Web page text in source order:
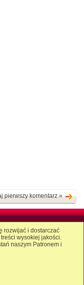
pierwszy komentarz »
rozwijać i dostarczać
wysokiej jakości.
naszym Patronem i